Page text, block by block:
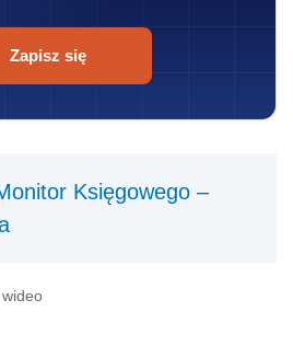
Zapisz się
Księgowego –